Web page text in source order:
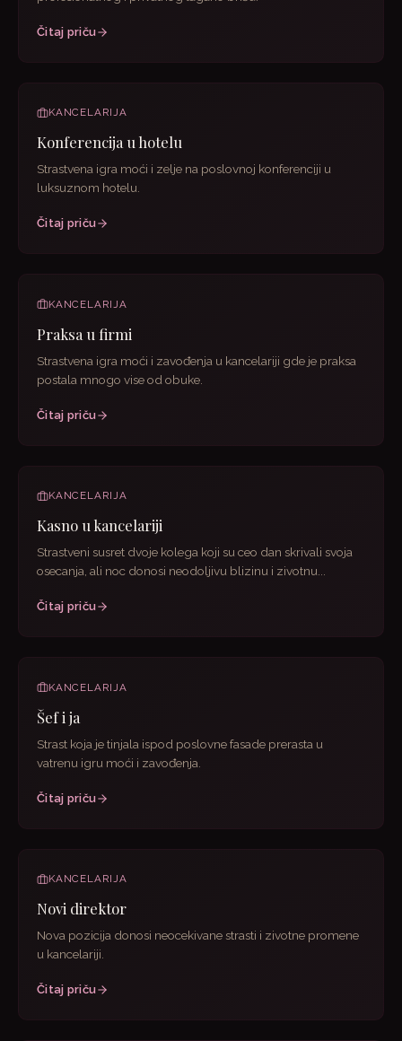
Čitaj priču
KANCELARIJA
Konferencija u hotelu
Strastvena igra moći i zelje na poslovnoj konferenciji u
luksuznom hotelu.
Čitaj priču
KANCELARIJA
Praksa u firmi
Strastvena igra moći i zavođenja u kancelariji gde je praksa
postala mnogo vise od obuke.
Čitaj priču
KANCELARIJA
Kasno u kancelariji
Strastveni susret dvoje kolega koji su ceo dan skrivali svoja
osecanja, ali noc donosi neodoljivu blizinu i zivotnu...
Čitaj priču
KANCELARIJA
Šef i ja
Strast koja je tinjala ispod poslovne fasade prerasta u
vatrenu igru moći i zavođenja.
Čitaj priču
KANCELARIJA
Novi direktor
Nova pozicija donosi neocekivane strasti i zivotne promene
u kancelariji.
Čitaj priču